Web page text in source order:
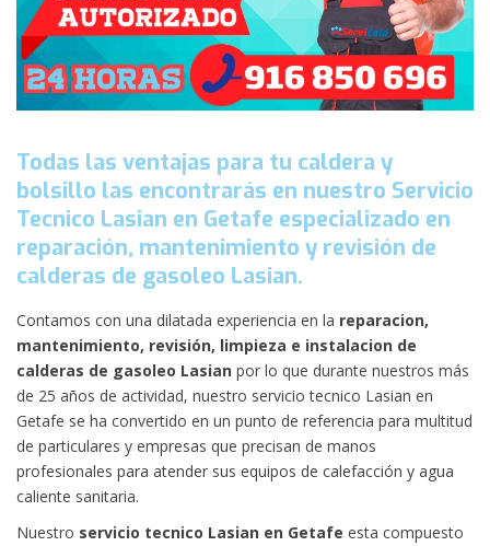
Todas las ventajas para tu caldera y
bolsillo las encontrarás en nuestro Servicio
Tecnico Lasian en Getafe especializado en
reparación, mantenimiento y revisión de
calderas de gasoleo Lasian.
Contamos con una dilatada experiencia en la reparacion,
mantenimiento, revisión, limpieza e instalacion de
calderas de gasoleo Lasian por lo que durante nuestros más
de 25 años de actividad, nuestro servicio tecnico Lasian en
Getafe se ha convertido en un punto de referencia para multitud
de particulares y empresas que precisan de manos
profesionales para atender sus equipos de calefacción y agua
caliente sanitaria.
Nuestro servicio tecnico Lasian en Getafe esta compuesto